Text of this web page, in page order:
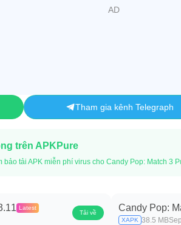
Tham gia kênh Telegraph
trên APKPure
tải APK miễn phí virus cho Candy Pop: Match 3
Latest
Tải về Candy Pop:
XAPK 38.5 MB